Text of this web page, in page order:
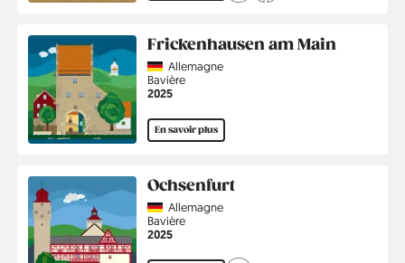
Frickenhausen am Main
CountryAllemagne
Région
Bavière
Année
2025
En savoir plus
Ochsenfurt
CountryAllemagne
Région
Bavière
Année
2025